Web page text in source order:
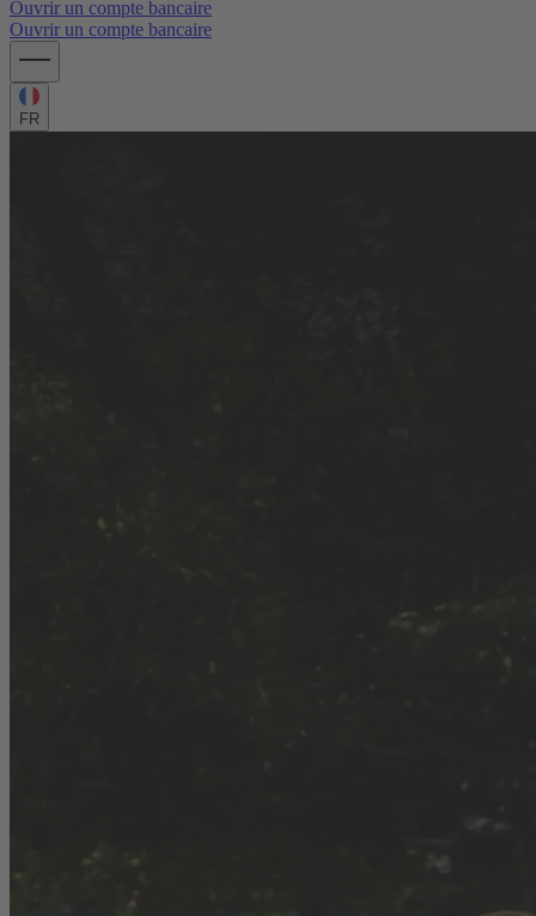
Ouvrir un compte bancaire
Ouvrir un compte bancaire
FR